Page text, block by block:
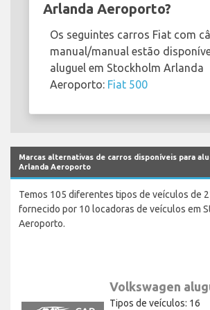
Arlanda Aeroporto?
Os seguintes carros Fiat com
manual/manual estão
aluguel em Stockholm Arlanda
Aeroporto: Fiat 500
Marcas alternativas de carros disponíveis para
Arlanda Aeroporto
Temos 105 diferentes tipos de veículos de
fornecido por 10 locadoras de veículos em
Aeroporto.
Volkswagen
Tipos de veículos: 16